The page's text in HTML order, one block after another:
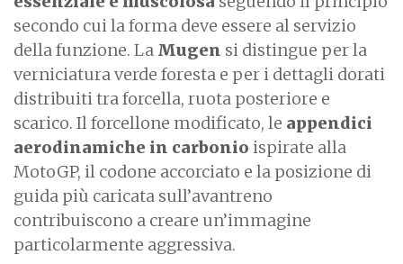
secondo cui la forma deve essere al servizio
della funzione. La Mugen si distingue per la
verniciatura verde foresta e per i dettagli dorati
distribuiti tra forcella, ruota posteriore e
scarico. Il forcellone modificato, le appendici
aerodinamiche in carbonio ispirate alla
MotoGP, il codone accorciato e la posizione di
guida più caricata sull’avantreno
contribuiscono a creare un’immagine
particolarmente aggressiva.